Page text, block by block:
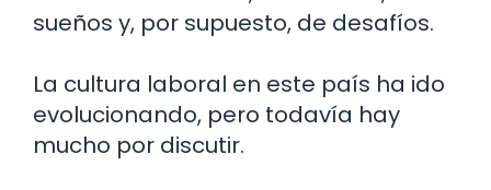
sueños y, por supuesto, de desafíos.
La cultura laboral en este país ha ido
evolucionando, pero todavía hay
mucho por discutir.